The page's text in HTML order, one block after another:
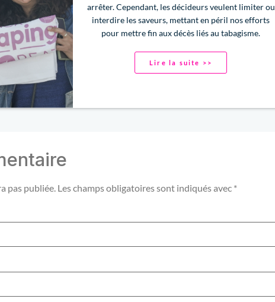
arrêter. Cependant, les décideurs veulent limiter ou
interdire les saveurs, mettant en péril nos efforts
pour mettre fin aux décès liés au tabagisme.
Lire la suite >>
pas publiée. Les champs obligatoires sont indiqués avec *